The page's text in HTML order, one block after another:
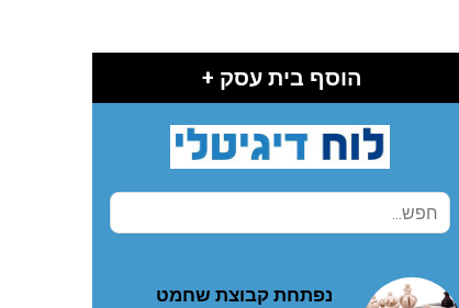
הוסף בית עסק +
נפתחת קבוצת שחמט